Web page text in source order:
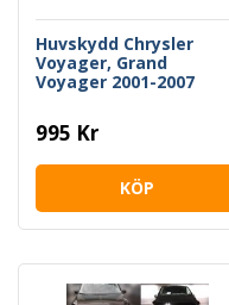
Huvskydd Chrysler
Voyager, Grand
Voyager 2001-2007
995 Kr
KÖP